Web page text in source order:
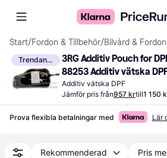
Start/Fordon & Tillbehör/Bilvård &
Trendande
3RG Additiv Pouch for
88253 Additiv vätska
Additiv vätska DPF
Jämför pris från957 krtill1 150
Prova flexibla betalningar med Lär
Rekommenderad Pris